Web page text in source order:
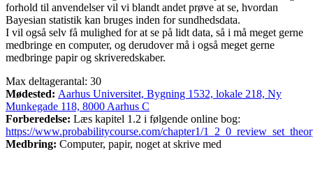
forhold til anvendelser vil vi blandt andet prøve at se, hvordan
Bayesian statistik kan bruges inden for sundhedsdata.
I vil også selv få mulighed for at se på lidt data, så i må meget gerne
medbringe en computer, og derudover må i også meget gerne
medbringe papir og skriveredskaber.
Max deltagerantal: 30
Mødested: Aarhus Universitet, Bygning 1532, lokale 218, Ny
Munkegade 118, 8000 Aarhus C
Forberedelse: Læs kapitel 1.2 i følgende online bog:
https://www.probabilitycourse.com/chapter1/
Medbring: Computer, papir, noget at skrive med